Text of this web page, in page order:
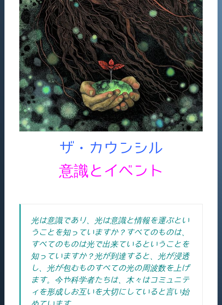
ザ・カウンシル
意識とイベント
光は意識であり、光は意識と情報を運ぶとい
うことを知っていますか？すべてのものは、
すべてのものは光で出来ているということを
知っていますか？光が到達すると、光が浸透
し、光が包むものすべての光の周波数を上げ
ます。今や科学者たちは、木々はコミュニテ
ィを形成しお互いを大切にしていると言い始
めています。